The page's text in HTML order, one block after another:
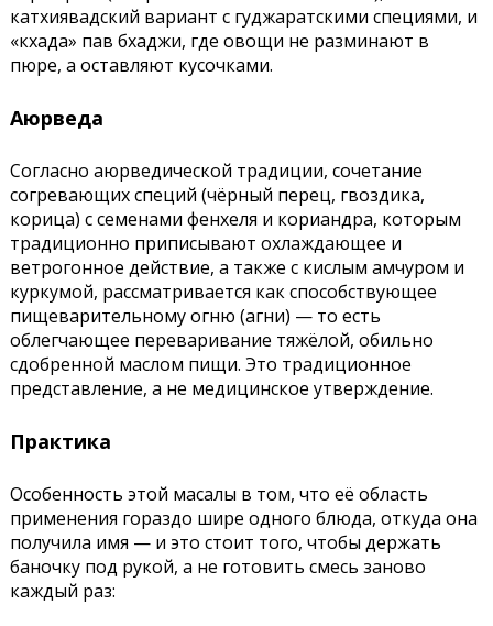
катхиявадский вариант с гуджаратскими специями, и
«кхада» пав бхаджи, где овощи не разминают в
пюре, а оставляют кусочками.
Аюрведа
Согласно аюрведической традиции, сочетание
согревающих специй (чёрный перец, гвоздика,
корица) с семенами фенхеля и кориандра, которым
традиционно приписывают охлаждающее и
ветрогонное действие, а также с кислым амчуром и
куркумой, рассматривается как способствующее
пищеварительному огню (агни) — то есть
облегчающее переваривание тяжёлой, обильно
сдобренной маслом пищи. Это традиционное
представление, а не медицинское утверждение.
Практика
Особенность этой масалы в том, что её область
применения гораздо шире одного блюда, откуда она
получила имя — и это стоит того, чтобы держать
баночку под рукой, а не готовить смесь заново
каждый раз: